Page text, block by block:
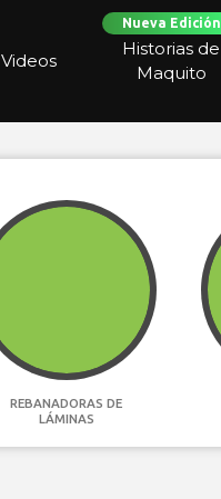
Videos
Nueva Edición
Historias de
Maquito
REBANADORAS DE
LÁMINAS